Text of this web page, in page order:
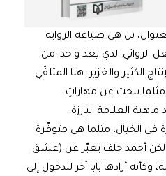
بل هي صياغة الرواية
الروائي الذي يعد واحدا من
الكثير والغزير. هنا المتلقّي
يبحث عن مهاراتٍ
العلامة البارزة.
في الخيال، مثلما هي متوفّرة
لكن أحمد خلف يعبّر عن (عشق
وكأنه أرادها بابا آخر للدخول إلى